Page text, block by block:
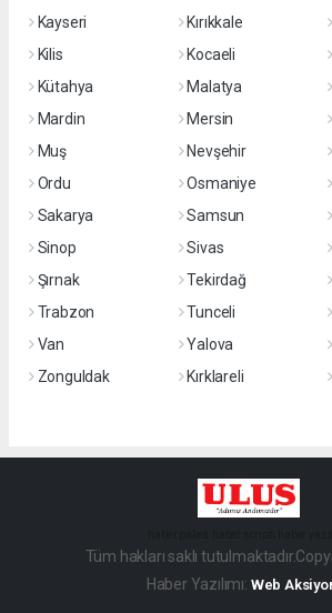
Kayseri
Kırıkkale
Kilis
Kocaeli
Kütahya
Malatya
Mardin
Mersin
Muş
Nevşehir
Ordu
Osmaniye
Sakarya
Samsun
Sinop
Sivas
Şırnak
Tekirdağ
Trabzon
Tunceli
Van
Yalova
Zonguldak
Kırklareli
Tüm hakları saklı
Haber Yazılımı: Web